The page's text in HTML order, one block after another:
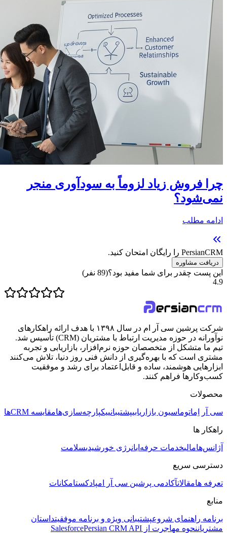
چرا فروش زیاد لزوماً به سودآوری منجر
نمی‌شود؟
ادامه مطلب
PersianCRM را رایگان امتحان کنید.
دریافت مشاوره
این پست چقدر برای شما مفید بود؟(
89 نفر)
4.9
شرکت پرشین سی آر ام در سال ۱۳۹۸ با هدف ارائه راهکارهای
نوآورانه در حوزه مدیریت ارتباط با مشتریان (CRM) تأسیس شد.
تیم ما متشکل از متخصصان حوزه نرم‌افزار، بازاریابی و تجربه
مشتری است که با بهره‌گیری از دانش فنی روز دنیا، تلاش می‌کنند
ابزارهایی هوشمند، ساده و قابل‌اعتماد برای رشد و موفقیت
کسب‌وکارها فراهم کنند.
محصولات
سی آر اِماتوماسیون بازاریابیپشتیبانییکپارچه‌سازی‌هامقایسه CRMها
راهکار ها
آژانس‌هامالیخدمات حرفه‌ایانرژی خورشیدیسلامت
دسترسی سریع
تعرفه هامقالاتآکادمی پرشین سی آر امپادکستامکانات
منابع
برنامه راهنمای شروعپشتیبانی ویژه و برنامه موفقیتداستان
مشتریاننحوه مهاجرت از Salesforce Persian CRM API